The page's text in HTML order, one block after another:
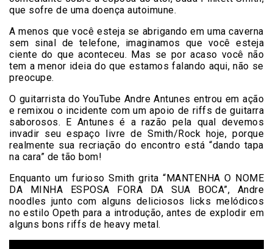
que sofre de uma doença autoimune.
A menos que você esteja se abrigando em uma caverna
sem sinal de telefone, imaginamos que você esteja
ciente do que aconteceu. Mas se por acaso você não
tem a menor ideia do que estamos falando aqui, não se
preocupe.
O guitarrista do YouTube Andre Antunes entrou em ação
e remixou o incidente com um apoio de riffs de guitarra
saborosos. E Antunes é a razão pela qual devemos
invadir seu espaço livre de Smith/Rock hoje, porque
realmente sua recriação do encontro está “dando tapa
na cara” de tão bom!
Enquanto um furioso Smith grita “MANTENHA O NOME
DA MINHA ESPOSA FORA DA SUA BOCA”, Andre
noodles junto com alguns deliciosos licks melódicos
no estilo Opeth para a introdução, antes de explodir em
alguns bons riffs de heavy metal.